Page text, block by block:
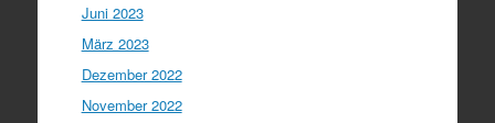
Juni 2023
März 2023
Dezember 2022
November 2022